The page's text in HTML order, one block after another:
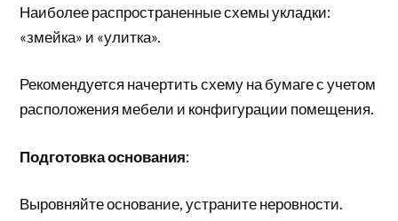
Наиболее распространенные схемы укладки:
«змейка» и «улитка».
Рекомендуется начертить схему на бумаге с учетом
расположения мебели и конфигурации помещения.
Подготовка основания:
Выровняйте основание, устраните неровности.